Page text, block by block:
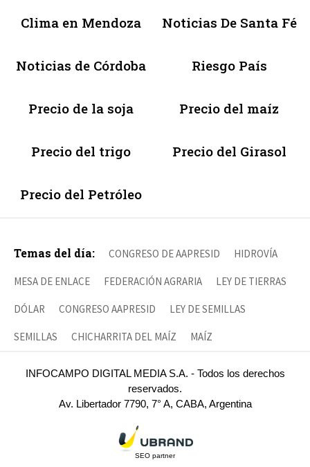
Clima en Mendoza Noticias De Santa Fé
Noticias de Córdoba Riesgo País
Precio de la soja Precio del maíz
Precio del trigo Precio del Girasol
Precio del Petróleo
Temas del día: CONGRESO DE AAPRESID HIDROVÍA
MESA DE ENLACE FEDERACIÓN AGRARIA LEY DE TIERRAS
DÓLAR CONGRESO AAPRESID LEY DE SEMILLAS
SEMILLAS CHICHARRITA DEL MAÍZ MAÍZ
INFOCAMPO DIGITAL MEDIA S.A. - Todos los derechos
reservados.
Av. Libertador 7790, 7° A, CABA, Argentina
SEO partner